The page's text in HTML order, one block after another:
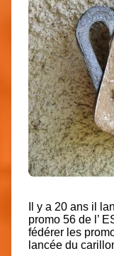
Il y a 20 ans il
promo 56 de l’
fédérer les
lancée du